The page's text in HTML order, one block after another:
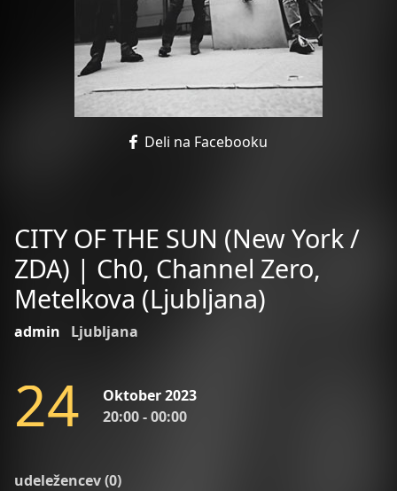
Deli na Facebooku
CITY OF THE SUN (New York /
ZDA) | Ch0, Channel Zero,
Metelkova (Ljubljana)
admin Ljubljana
24
Oktober 2023
20:00 - 00:00
udeležencev (0)